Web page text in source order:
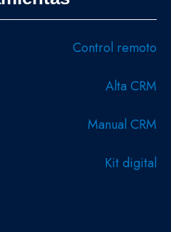
Control remoto
Alta CRM
Manual CRM
Kit digital